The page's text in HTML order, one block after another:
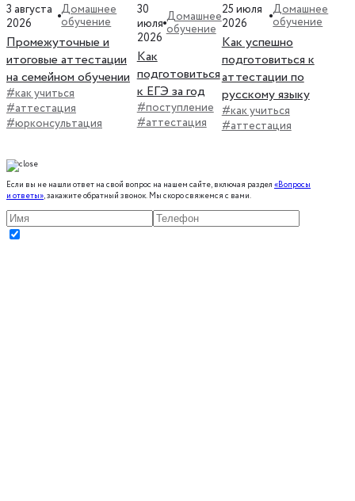
3 августа
2026
Домашнее
обучение
Промежуточные и
итоговые аттестации
на семейном обучении
#как учиться
#аттестация
#юрконсультация
30
июля
2026
Домашнее
обучение
Как
подготовиться
к ЕГЭ за год
#поступление
#аттестация
25 июля
2026
Домашнее
обучение
Как успешно
подготовиться к
аттестации по
русскому языку
#как учиться
#аттестация
Если вы не нашли ответ на свой вопрос на нашем сайте, включая раздел «Вопросы
и ответы», закажите обратный звонок. Мы скоро свяжемся с вами.